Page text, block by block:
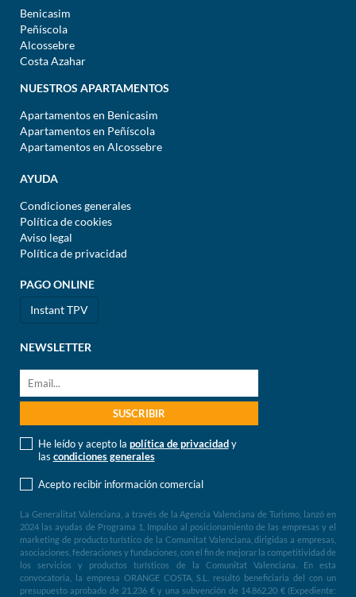
Benicasim
Peñíscola
Alcossebre
Costa Azahar
NUESTROS APARTAMENTOS
Apartamentos en Benicasim
Apartamentos en Peñíscola
Apartamentos en Alcossebre
AYUDA
Condiciones generales
Política de cookies
Aviso legal
Política de privacidad
PAGO ONLINE
Instant TPV
NEWSLETTER
He leído y acepto la política de privacidady
las condiciones generales
Acepto recibir información comercial
La Generalitat Valenciana, a través de la Agencia Valenciana de Turismo, lanzó en
2024 las ayudas de Programa 1, Impulso al posicionamiento de las empresas y el
marketing de producto turístico de la Comunitat Valenciana, dirigidas a empresas,
asociaciones, federaciones y fundaciones, con el fin de mejorar la competitividad de
los servicios y productos turísticos de la Comunitat Valenciana. En esta
convocatoria, la empresa ORANGE COSTA, S.L. resultó beneficiaria del con un
presupuesto aprobado de 21.236 € y una subvención de 14.862,20 € (Expediente: